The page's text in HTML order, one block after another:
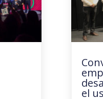
el